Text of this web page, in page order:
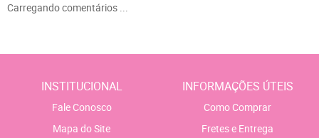
Carregando comentários ...
INSTITUCIONAL
Fale Conosco
Mapa do Site
INFORMAÇÕES ÚTEIS
Como Comprar
Fretes e Entrega